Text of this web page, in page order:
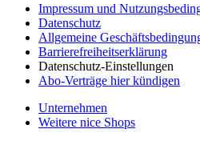
Impressum und
Datenschutz
Allgemeine
Barrierefreiheitserklärung
Datenschutz-Einstellungen
Abo-Verträge hier kündigen
Unternehmen
Weitere nice Shops